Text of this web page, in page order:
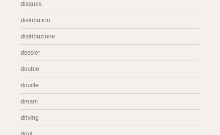
disques
distribution
distribuzione
dossier
double
douille
dream
driving